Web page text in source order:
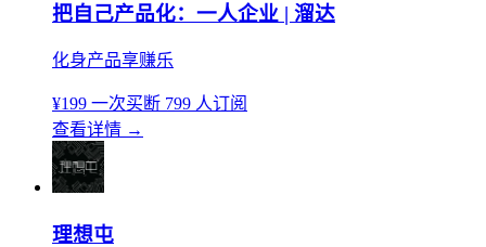
把自己产品化：一人企业 | 溜达
化身产品享赚乐
¥199 一次买断 799 人订阅
查看详情 →
理想屯